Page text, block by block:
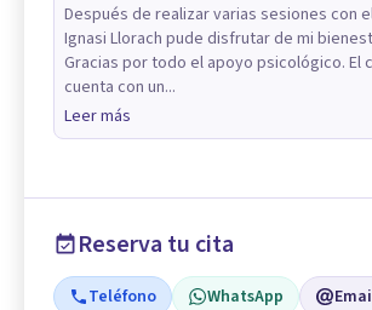
Después de realizar varias sesiones con
Ignasi Llorach pude disfrutar de mi
Gracias por todo el apoyo psicológico. El
cuenta con un...
Leer más
Reserva tu cita
Teléfono WhatsApp